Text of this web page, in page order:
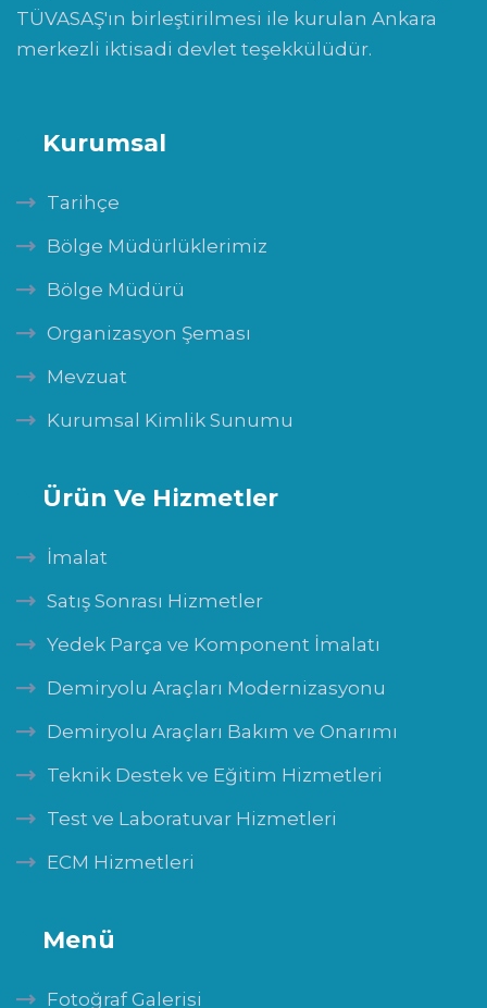
TÜVASAŞ'ın birleştirilmesi ile kurulan Ankara
merkezli iktisadi devlet teşekkülüdür.
Kurumsal
Tarihçe
Bölge Müdürlüklerimiz
Bölge Müdürü
Organizasyon Şeması
Mevzuat
Kurumsal Kimlik Sunumu
Ürün Ve Hizmetler
İmalat
Satış Sonrası Hizmetler
Yedek Parça ve Komponent İmalatı
Demiryolu Araçları Modernizasyonu
Demiryolu Araçları Bakım ve Onarımı
Teknik Destek ve Eğitim Hizmetleri
Test ve Laboratuvar Hizmetleri
ECM Hizmetleri
Menü
Fotoğraf Galerisi